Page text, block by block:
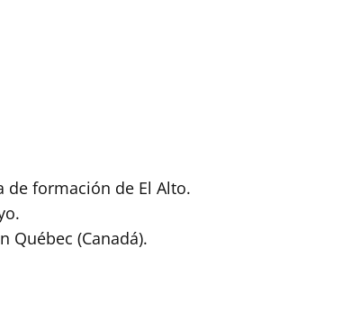
de formación de El Alto.
Québec (Canadá).